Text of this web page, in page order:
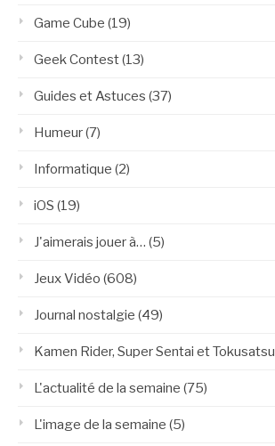
Game Cube (19)
Geek Contest(13)
Guides et Astuces (37)
Humeur(7)
Informatique (2)
iOS (19)
J'aimerais jouer à… (5)
Jeux Vidéo (608)
Journal nostalgie (49)
Kamen Rider, Super Sentai et Tokusatsu
L'actualité de la semaine (75)
L'image de la semaine (5)